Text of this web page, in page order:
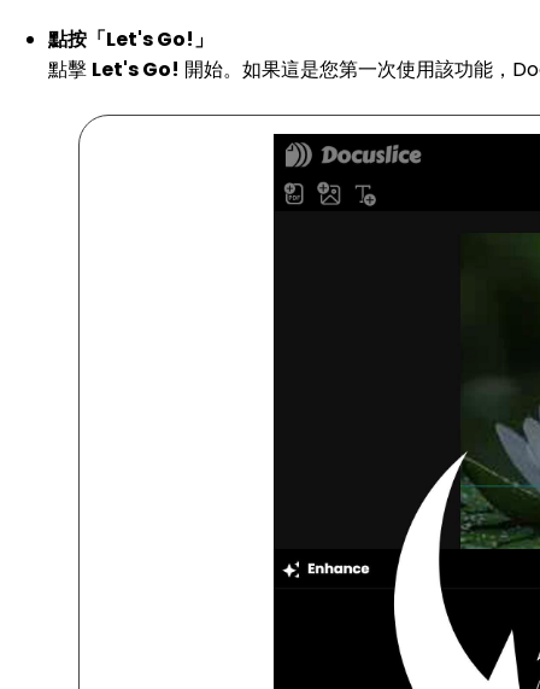
點按「Let's Go!」
點擊 Let's Go! 開始。如果這是您第一次使用該功能，